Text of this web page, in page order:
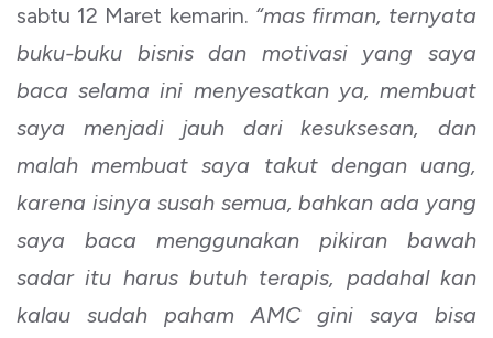
sabtu 12 Maret kemarin. “mas firman, ternyata
buku-buku bisnis dan motivasi yang saya
baca selama ini menyesatkan ya, membuat
saya menjadi jauh dari kesuksesan, dan
malah membuat saya takut dengan uang,
karena isinya susah semua, bahkan ada yang
saya baca menggunakan pikiran bawah
sadar itu harus butuh terapis, padahal kan
kalau sudah paham AMC gini saya bisa